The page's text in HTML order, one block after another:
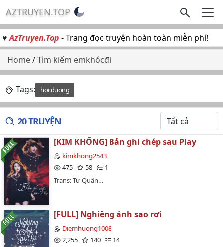
AZTRUYEN.TOP
♥AzTruyen.Top - Trang đọc truyện hoàn toàn miễn phí!
Home/Tìm kiếm emkhócđi
Tags: hocduong
20 TRUYỆN
[KIM KHỔNG] Bản ghi chép sau Play
kimkhong2543
475
58
1
Trans: Tư Quân…
[FULL] Nghiêng ánh sao rơi
Diemhuong1008
2,255
140
14